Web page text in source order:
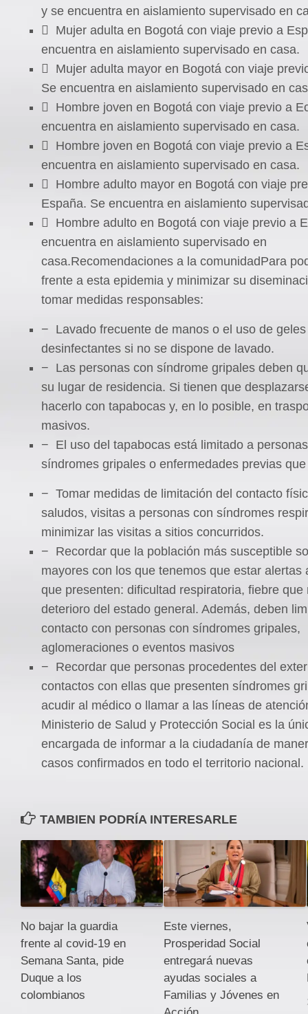
y se encuentra en aislamiento supervisado en
 Mujer adulta en Bogotá con viaje previo a
encuentra en aislamiento supervisado en casa.
 Mujer adulta mayor en Bogotá con viaje
Se encuentra en aislamiento supervisado en
 Hombre joven en Bogotá con viaje previo a
encuentra en aislamiento supervisado en casa.
 Hombre joven en Bogotá con viaje previo a
encuentra en aislamiento supervisado en casa.
 Hombre adulto mayor en Bogotá con viaje
España. Se encuentra en aislamiento
 Hombre adulto en Bogotá con viaje previo a
encuentra en aislamiento supervisado en
casa.Recomendaciones a la comunidadPara
frente a esta epidemia y minimizar su
tomar medidas responsables:
− Lavado frecuente de manos o el uso de
desinfectantes si no se dispone de lavado.
− Las personas con síndrome gripales deben
su lugar de residencia. Si tienen que
hacerlo con tapabocas y, en lo posible, en
masivos.
− El uso del tapabocas está limitado a
síndromes gripales o enfermedades previas
− Tomar medidas de limitación del contacto
saludos, visitas a personas con síndromes
minimizar las visitas a sitios concurridos.
− Recordar que la población más susceptible
mayores con los que tenemos que estar alertas
que presenten: dificultad respiratoria, fiebre que
deterioro del estado general. Además, deben
contacto con personas con síndromes gripales,
aglomeraciones o eventos masivos
− Recordar que personas procedentes del
contactos con ellas que presenten síndromes
acudir al médico o llamar a las líneas de
Ministerio de Salud y Protección Social es la
encargada de informar a la ciudadanía de
casos confirmados en todo el territorio nacional.
TAMBIEN PODRÍA INTERESARLE
No bajar la guardia
frente al covid-19 en
Semana Santa, pide
Duque a los
colombianos
Este viernes,
Prosperidad Social
entregará nuevas
ayudas sociales a
Familias y Jóvenes en